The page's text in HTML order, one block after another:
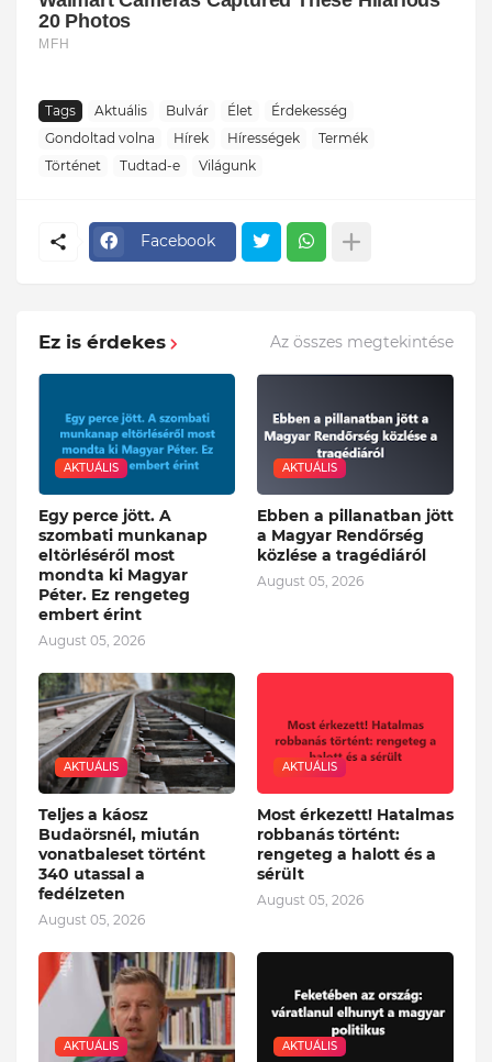
Tags Aktuális Bulvár Élet
Érdekesség
Gondoltad volna
Hírek Hírességek
Termék
Történet
Tudtad-e Világunk
Facebook
Ez is érdekes Az összes megtekintése
AKTUÁLIS
Egy perce jött. A
szombati munkanap
eltörléséről most
mondta ki Magyar
Péter. Ez rengeteg
embert érint
August 05, 2026
AKTUÁLIS
Ebben a pillanatban jött
a Magyar Rendőrség
közlése a tragédiáról
August 05, 2026
AKTUÁLIS
Teljes a káosz
Budaörsnél, miután
vonatbaleset történt
340 utassal a
fedélzeten
August 05, 2026
AKTUÁLIS
Most érkezett! Hatalmas
robbanás történt:
rengeteg a halott és a
sérült
August 05, 2026
AKTUÁLIS AKTUÁLIS